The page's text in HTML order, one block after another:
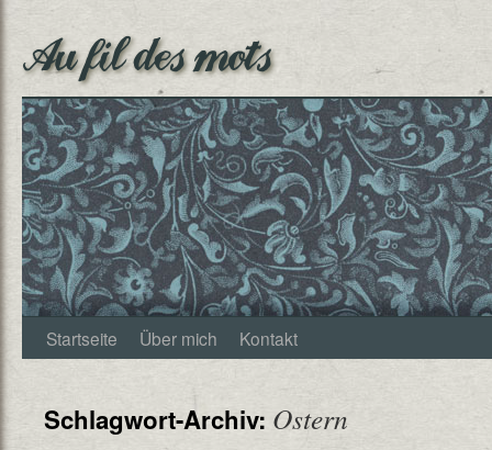
Au fil des mots
Startseite Über mich Kontakt
Schlagwort-Archiv: Ostern